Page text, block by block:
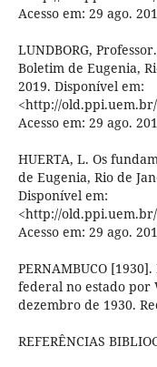
Acesso em: 29 ago.
LUNDBORG,
Boletim de Eugenia,
2019. Disponível em:
<http://old.ppi.uem.br/
Acesso em: 29 ago.
HUERTA, L. Os
de Eugenia, Rio de
Disponível em:
<http://
Acesso em: 29 ago.
PERNAMBUCO
federal no estado por
dezembro de 1930.
REFERÊNCIAS